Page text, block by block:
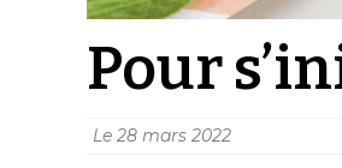
Pour
Le 28 mars 2022